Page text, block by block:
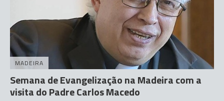
MADEIRA
Semana de Evangelização na Madeira com a
visita do Padre Carlos Macedo